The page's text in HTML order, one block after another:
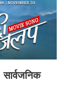
सार्वजनिक